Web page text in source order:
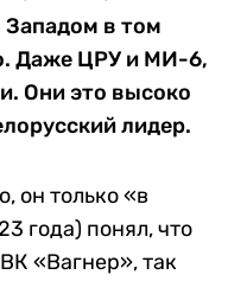
в том
Даже ЦРУ и МИ-6,
Они это высоко
лидер.
он только «в
года) понял, что
«Вагнер», так